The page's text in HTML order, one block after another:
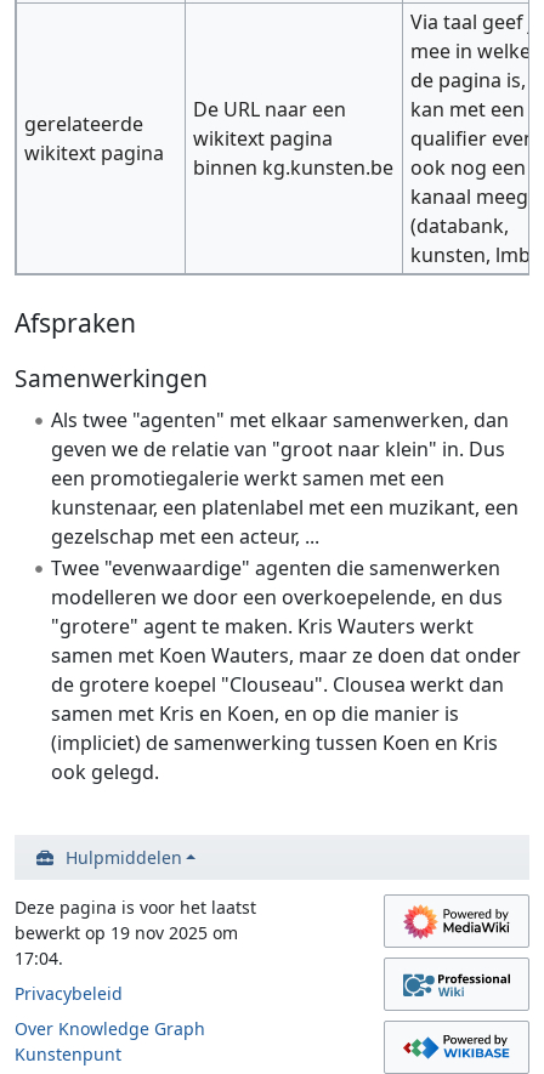
gerelateerde
wikitext pagina
De URL naar een
wikitext pagina
binnen kg.kunsten.be
Via taal geef
mee in welke
de pagina is,
kan met een
qualifier
ook nog een
kanaal
(databank,
kunsten,
Afspraken
Samenwerkingen
Als twee "agenten" met elkaar samenwerken, dan
geven we de relatie van "groot naar klein" in. Dus
een promotiegalerie werkt samen met een
kunstenaar, een platenlabel met een muzikant, een
gezelschap met een acteur, ...
Twee "evenwaardige" agenten die samenwerken
modelleren we door een overkoepelende, en dus
"grotere" agent te maken. Kris Wauters werkt
samen met Koen Wauters, maar ze doen dat onder
de grotere koepel "Clouseau". Clousea werkt dan
samen met Kris en Koen, en op die manier is
(impliciet) de samenwerking tussen Koen en Kris
ook gelegd.
Hulpmiddelen
Deze pagina is voor het laatst
bewerkt op 19 nov 2025 om
17:04.
Privacybeleid
Over Knowledge Graph
Kunstenpunt